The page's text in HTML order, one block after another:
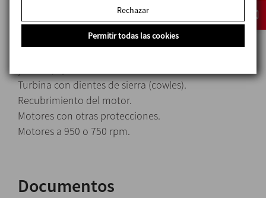
Eje y hélice recubiertos de material plástico para
productos corrosivos.
Turbina con dientes de sierra (cowles).
Recubrimiento del motor.
Motores con otras protecciones.
Motores a 950 o 750 rpm.
Documentos
Rechazar
Permitir todas las cookies